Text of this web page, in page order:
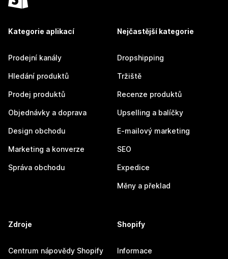
Kategorie aplikací
Prodejní kanály
Hledání produktů
Prodej produktů
Objednávky a doprava
Design obchodu
Marketing a konverze
Správa obchodu
Nejčastější kategorie
Dropshipping
Tržiště
Recenze produktů
Upselling a balíčky
E-mailový marketing
SEO
Expedice
Měny a překlad
Zdroje
Centrum nápovědy Shopify
Shopify
Informace